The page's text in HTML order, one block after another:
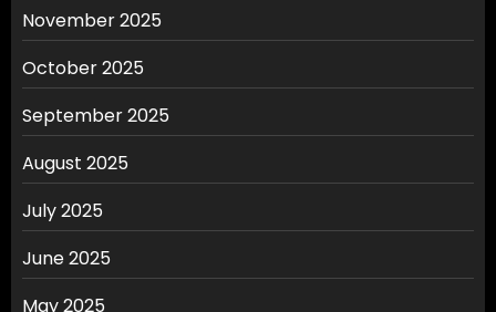
November 2025
October 2025
September 2025
August 2025
July 2025
June 2025
May 2025